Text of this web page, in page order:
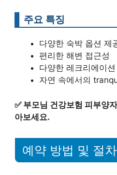
주요 특징
다양한 숙박 옵션 제
편리한 해변 접근성
다양한 레크리에이션
자연 속에서의
✅ 부모님 건강보험 피부양
아보세요.
예약 방법 및 절차